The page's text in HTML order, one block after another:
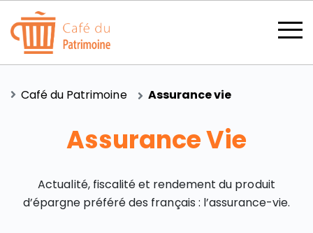
Café du Patrimoine Assurance vie
Assurance Vie
Actualité, fiscalité et rendement du produit
d’épargne préféré des français : l’assurance-vie.